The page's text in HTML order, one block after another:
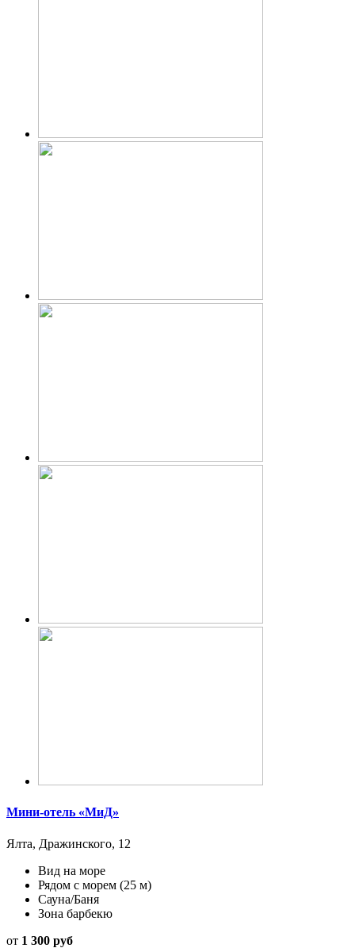
Мини-отель «МиД»
Ялта, Дражинского, 12
Вид на море
Рядом с морем (25 м)
Сауна/Баня
Зона барбекю
от 1 300 руб